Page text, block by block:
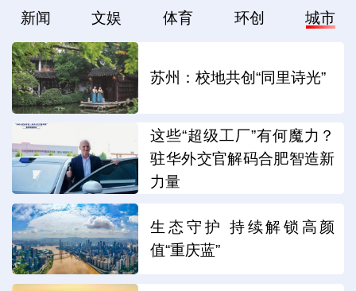
新闻 文娱 体育 环创 城市
苏州：校地共创“同里诗光”
这些“超级工厂”有何魔力？
驻华外交官解码合肥智造新
力量
生态守护 持续解锁高颜
值“重庆蓝”